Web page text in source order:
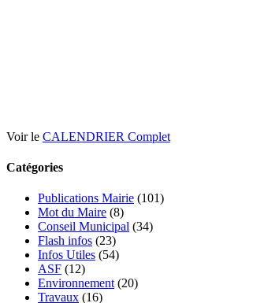
Voir le CALENDRIER Complet
Catégories
Publications Mairie (101)
Mot du Maire (8)
Conseil Municipal (34)
Flash infos (23)
Infos Utiles (54)
ASF (12)
Environnement (20)
Travaux (16)